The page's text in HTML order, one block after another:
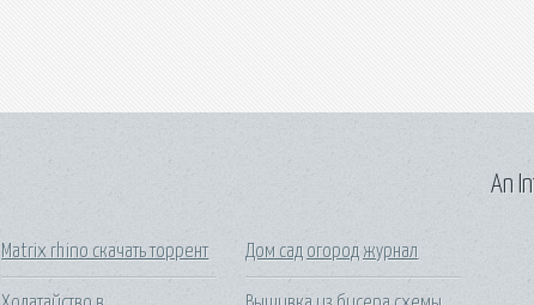
Matrix rhino скачать торрент Дом сад огород журнал
An